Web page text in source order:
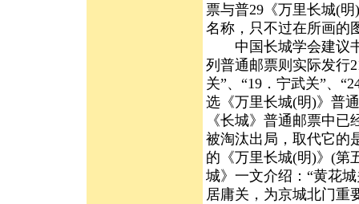
票与普29《万里长城(
名称，只不过在所画的
中国长城学会建议书
列普通邮票则实际发行
关”、“19．宁武关”、
选《万里长城(明)》普
《长城》普通邮票中
被淘汰出局，取代它的
的《万里长城(明)》(第
城》一文介绍：“黄花
居庸关，为京城北门重